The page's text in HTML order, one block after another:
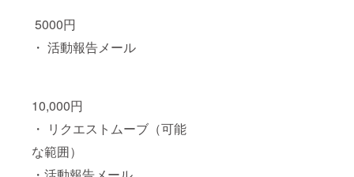
5000円
・ 活動報告メール
10,000円
・ リクエストムーブ（可能
な範囲）